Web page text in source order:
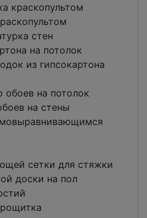
краскопультом
стен
на потолок
из гипсокартона
обоев на потолок
на стены
сетки для стяжки
доски на пол